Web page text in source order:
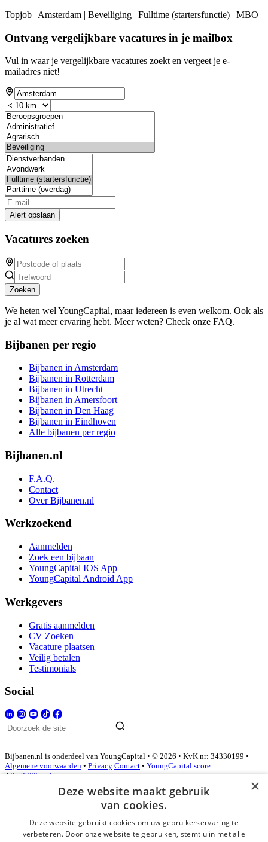
Topjob | Amsterdam | Beveiliging | Fulltime (startersfunctie) | MBO
Ontvang vergelijkbare vacatures in je mailbox
Vul in waar je vergelijkbare vacatures zoekt en vergeet je e-
mailadres niet!
Alert opslaan
Vacatures zoeken
Zoeken
We heten wel YoungCapital, maar iedereen is even welkom. Ook als
je al wat meer ervaring hebt. Meer weten? Check onze FAQ.
Bijbanen per regio
Bijbanen in Amsterdam
Bijbanen in Rotterdam
Bijbanen in Utrecht
Bijbanen in Amersfoort
Bijbanen in Den Haag
Bijbanen in Eindhoven
Alle bijbanen per regio
Bijbanen.nl
F.A.Q.
Contact
Over Bijbanen.nl
Werkzoekend
Aanmelden
Zoek een bijbaan
YoungCapital IOS App
YoungCapital Android App
Werkgevers
Gratis aanmelden
CV Zoeken
Vacature plaatsen
Veilig betalen
Testimonials
Social
Bijbanen.nl is onderdeel van YoungCapital • © 2026 • KvK nr: 34330199 •
Algemene voorwaarden • Privacy Contact • YoungCapital score
4.3 - 3366 reviews
Inloggen als bedrijf
×
Deze website maakt gebruik
van cookies.
Deze website gebruikt cookies om uw gebruikerservaring te
verbeteren. Door onze website te gebruiken, stemt u in met alle